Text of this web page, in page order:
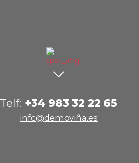
Telf: +34 983 32 22 65
info@demoviña.es